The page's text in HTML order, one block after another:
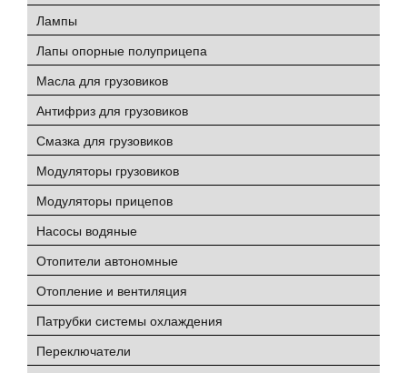
Лампы
Лапы опорные полуприцепа
Масла для грузовиков
Антифриз для грузовиков
Смазка для грузовиков
Модуляторы грузовиков
Модуляторы прицепов
Насосы водяные
Отопители автономные
Отопление и вентиляция
Патрубки системы охлаждения
Переключатели